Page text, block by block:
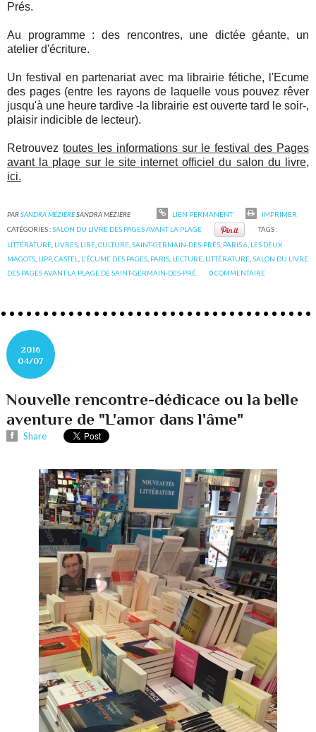
Prés.
Au programme : des rencontres, une dictée géante, un
atelier d'écriture.
Un festival en partenariat avec ma librairie fétiche, l'Ecume
des pages (entre les rayons de laquelle vous pouvez rêver
jusqu'à une heure tardive -la librairie est ouverte tard le soir-,
plaisir indicible de lecteur).
Retrouvez toutes les informations sur le festival des Pages
avant la plage sur le site internet officiel du salon du livre,
ici.
PARSANDRA MÉZIÈRESANDRA MÉZIÈRE LIEN PERMANENT
IMPRIMER
CATÉGORIES :SALON DU LIVRE DES PAGES AVANT LA PLAGE
TAGS :
LITTÉRATURE LIVRES LIRE ,CULTURE ,SAINT-GERMAIN-DES-PRÉS PARIS 6 LES DEUX
MAGOTS LIPP,CASTEL L'ÉCUME DES PAGES PARIS LECTURE LITTÉRATURE ,SALON DU LIVRE
DES PAGES AVANT LA PLAGE DE SAINT-GERMAIN-DES-PRÉ
0COMMENTAIRE
2016
04/07
Nouvelle rencontre-dédicace ou la belle
aventure de "L'amor dans l'âme"
Share